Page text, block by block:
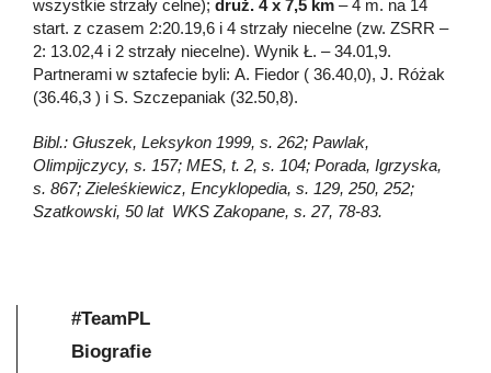
wszystkie strzały celne); druż. 4 x 7,5 km – 4 m. na 14
start. z czasem 2:20.19,6 i 4 strzały niecelne (zw. ZSRR –
2: 13.02,4 i 2 strzały niecelne). Wynik Ł. – 34.01,9.
Partnerami w sztafecie byli: A. Fiedor ( 36.40,0), J. Różak
(36.46,3 ) i S. Szczepaniak (32.50,8).
Bibl.: Głuszek, Leksykon 1999, s. 262; Pawlak,
Olimpijczycy, s. 157; MES, t. 2, s. 104; Porada, Igrzyska,
s. 867; Zieleśkiewicz, Encyklopedia, s. 129, 250, 252;
Szatkowski, 50 lat WKS Zakopane, s. 27, 78-83.
#TeamPL
Biografie